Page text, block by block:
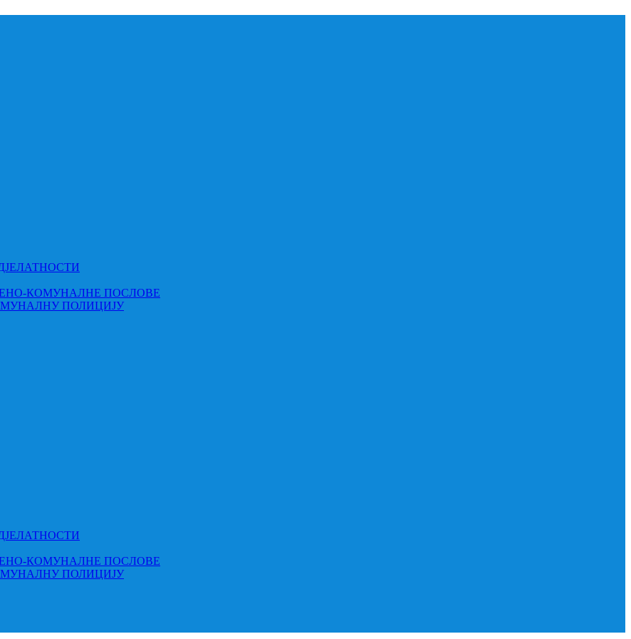
КОМУНАЛНЕ ПОСЛОВЕ
ПОЛИЦИЈУ
КОМУНАЛНЕ ПОСЛОВЕ
ПОЛИЦИЈУ